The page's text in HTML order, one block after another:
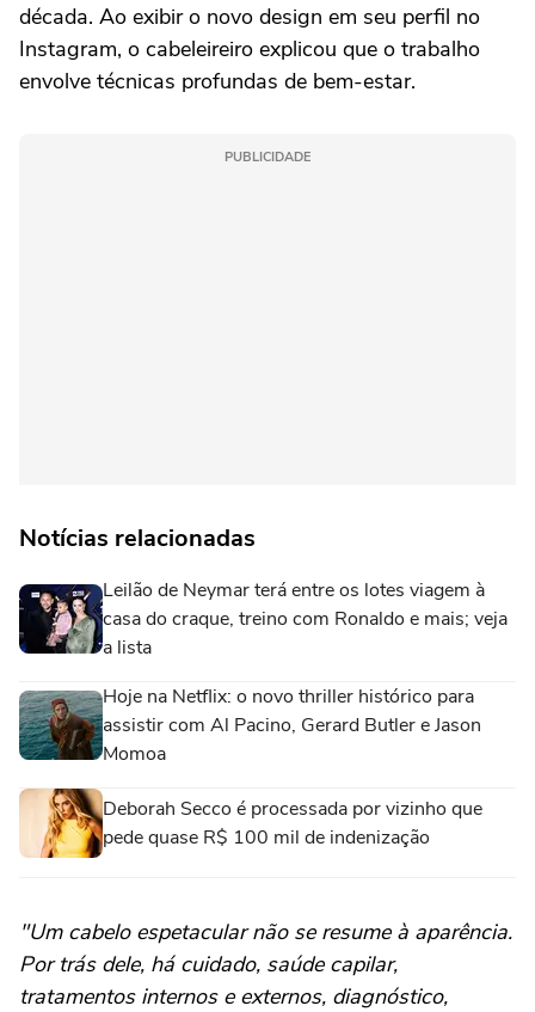
década. Ao exibir o novo design em seu perfil no
Instagram, o cabeleireiro explicou que o trabalho
envolve técnicas profundas de bem-estar.
PUBLICIDADE
Notícias relacionadas
Leilão de Neymar terá entre os lotes viagem à
casa do craque, treino com Ronaldo e mais; veja
a lista
Hoje na Netflix: o novo thriller histórico para
assistir com Al Pacino, Gerard Butler e Jason
Momoa
Deborah Secco é processada por vizinho que
pede quase R$ 100 mil de indenização
"Um cabelo espetacular não se resume à aparência.
Por trás dele, há cuidado, saúde capilar,
tratamentos internos e externos, diagnóstico,